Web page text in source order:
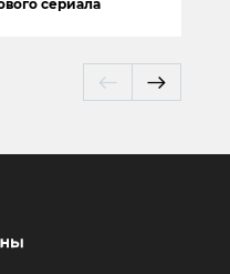
сериала